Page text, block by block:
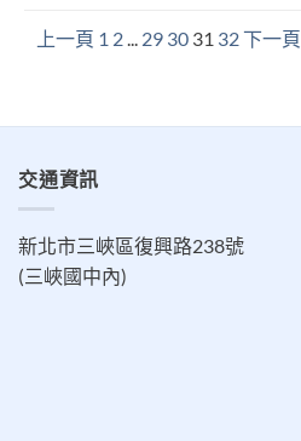
上一頁 1 2... 29 30 31 32 下一頁
交通資訊
新北市三峽區復興路238號
(三峽國中內)